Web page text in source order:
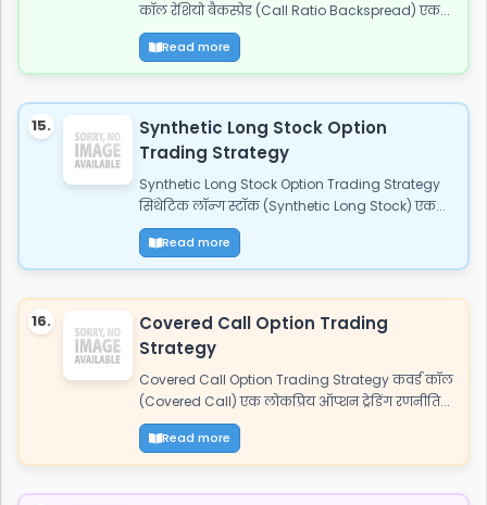
कॉल रेशियो बैकस्प्रेड (Call Ratio Backspread) एक...
Read more
15.
Synthetic Long Stock Option
Trading Strategy
Synthetic Long Stock Option Trading Strategy
सिंथेटिक लॉन्ग स्टॉक (Synthetic Long Stock) एक...
Read more
16.
Covered Call Option Trading
Strategy
Covered Call Option Trading Strategy कवर्ड कॉल
(Covered Call) एक लोकप्रिय ऑप्शन ट्रेडिंग रणनीति...
Read more